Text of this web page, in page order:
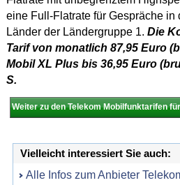
eine Full-Flatrate für Gespräche in
Länder der Ländergruppe 1. Die
Tarif von monatlich 87,95 Euro
Mobil XL Plus bis 36,95 Euro
S.
Weiter zu den Telekom Mobilfunktarifen
Vielleicht interessiert Sie auch:
Alle Infos zum Anbieter